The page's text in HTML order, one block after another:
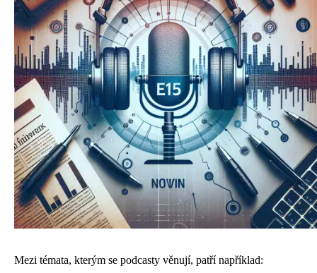
Mezi témata, kterým se podcasty věnují, patří například: